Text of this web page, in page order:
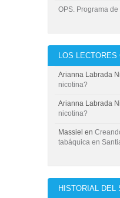
OPS. Programa
LOS
Arianna Labrada
nicotina?
Arianna Labrada
nicotina?
Massiel en
tabáquica en
HISTORIAL DEL